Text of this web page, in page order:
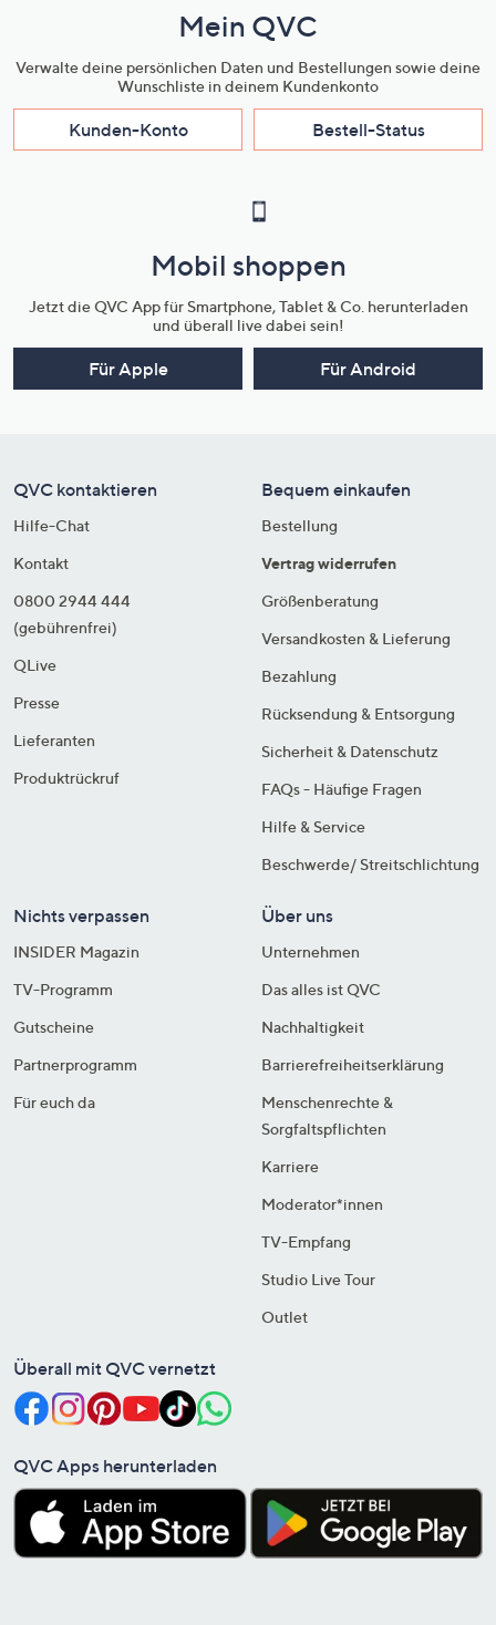
Mein QVC
Verwalte deine persönlichen Daten und Bestellungen sowie deine
Wunschliste in deinem Kundenkonto
Kunden-Konto Bestell-Status
Mobil shoppen
Jetzt die QVC App für Smartphone, Tablet & Co. herunterladen
und überall live dabei sein!
Für Apple Für Android
QVC kontaktieren
Hilfe-Chat
Kontakt
0800 2944 444
(gebührenfrei)
QLive
Presse
Lieferanten
Produktrückruf
Bequem einkaufen
Bestellung
Vertrag widerrufen
Größenberatung
Versandkosten & Lieferung
Bezahlung
Rücksendung & Entsorgung
Sicherheit & Datenschutz
FAQs - Häufige Fragen
Hilfe & Service
Beschwerde/ Streitschlichtung
Nichts verpassen
INSIDER Magazin
TV-Programm
Gutscheine
Partnerprogramm
Für euch da
Über uns
Unternehmen
Das alles ist QVC
Nachhaltigkeit
Barrierefreiheitserklärung
Menschenrechte &
Sorgfaltspflichten
Karriere
Moderator*innen
TV-Empfang
Studio Live Tour
Outlet
Überall mit QVC vernetzt
QVC Apps herunterladen